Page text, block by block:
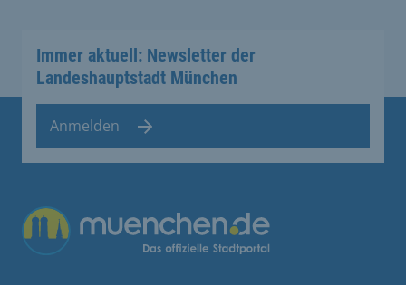
Immer aktuell: Newsletter der
Landeshauptstadt München
Anmelden
Übergreifende Links